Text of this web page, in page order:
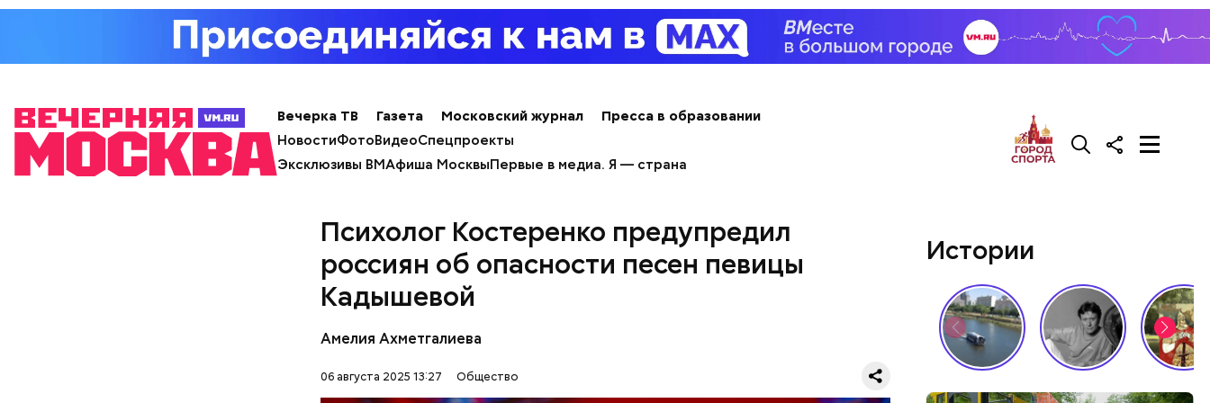
Вечерка ТВ Газета Московский журнал
Пресса в образовании
НовостиФотоВидеоСпецпроекты
Эксклюзивы ВМАфиша МосквыПервые в медиа. Я — страна
Психолог Костеренко предупредил
россиян об опасности песен певицы
Кадышевой
Амелия Ахметгалиева
06 августа 2025 13:27 Общество
Спагетти из кабачков
с сахарным диабетом;
лишним весом.
Истории